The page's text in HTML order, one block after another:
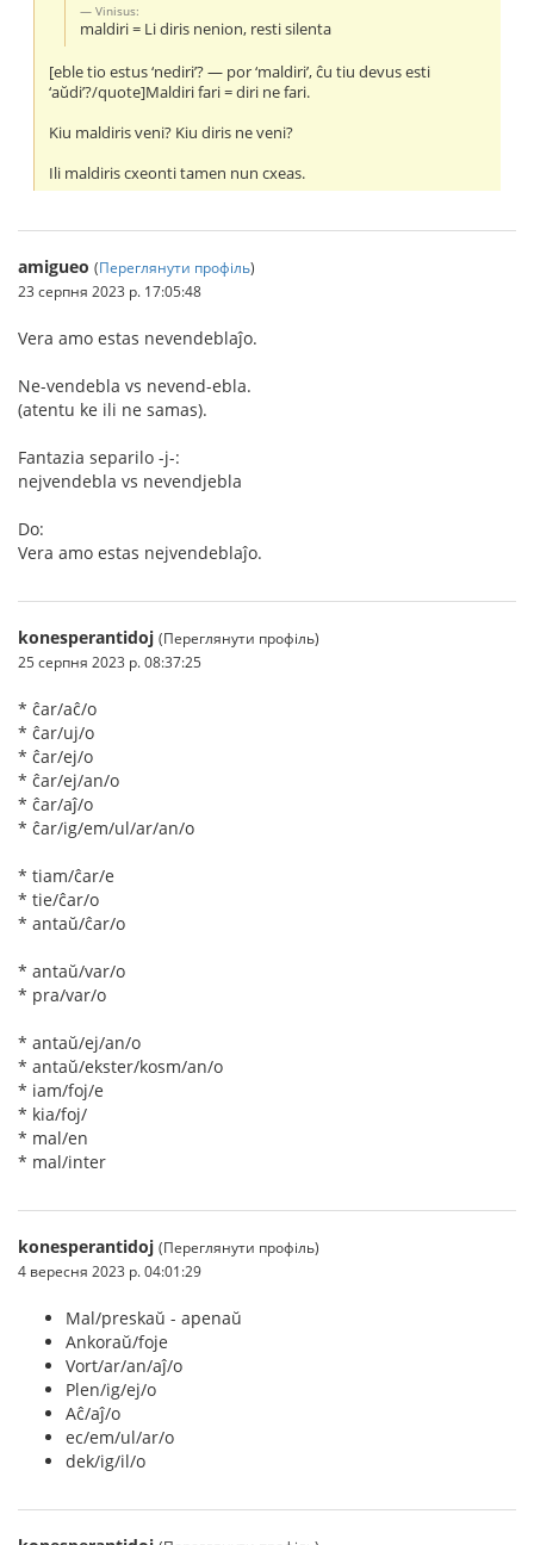
Vinisus:
maldiri = Li diris nenion, resti silenta
[eble tio estus ‘nediri’? — por ‘maldiri’, ĉu tiu devus esti
‘aŭdi’?/quote]Maldiri fari = diri ne fari.
Kiu maldiris veni? Kiu diris ne veni?
Ili maldiris cxeonti tamen nun cxeas.
amigueo (Переглянути профіль)
23 серпня 2023 р. 17:05:48
Vera amo estas nevendeblaĵo.
Ne-vendebla vs nevend-ebla.
(atentu ke ili ne samas).
Fantazia separilo -j-:
nejvendebla vs nevendjebla
Do:
Vera amo estas nejvendeblaĵo.
konesperantidoj (Переглянути профіль)
25 серпня 2023 р. 08:37:25
* ĉar/aĉ/o
* ĉar/uj/o
* ĉar/ej/o
* ĉar/ej/an/o
* ĉar/aĵ/o
* ĉar/ig/em/ul/ar/an/o
* tiam/ĉar/e
* tie/ĉar/o
* antaŭ/ĉar/o
* antaŭ/var/o
* pra/var/o
* antaŭ/ej/an/o
* antaŭ/ekster/kosm/an/o
* iam/foj/e
* kia/foj/
* mal/en
* mal/inter
konesperantidoj (Переглянути профіль)
4 вересня 2023 р. 04:01:29
Mal/preskaŭ - apenaŭ
Ankoraŭ/foje
Vort/ar/an/aĵ/o
Plen/ig/ej/o
Aĉ/aĵ/o
ec/em/ul/ar/o
dek/ig/il/o